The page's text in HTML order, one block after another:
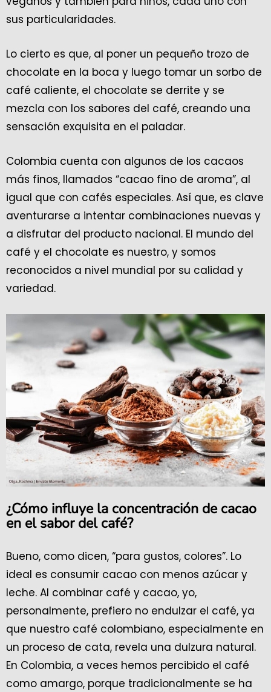
sus particularidades.
Lo cierto es que, al poner un pequeño trozo de
chocolate en la boca y luego tomar un sorbo de
café caliente, el chocolate se derrite y se
mezcla con los sabores del café, creando una
sensación exquisita en el paladar.
Colombia cuenta con algunos de los cacaos
más finos, llamados “cacao fino de aroma”, al
igual que con cafés especiales. Así que, es clave
aventurarse a intentar combinaciones nuevas y
a disfrutar del producto nacional. El mundo del
café y el chocolate es nuestro, y somos
reconocidos a nivel mundial por su calidad y
variedad.
¿Cómo influye la concentración de cacao
en el sabor del café?
Bueno, como dicen, “para gustos, colores”. Lo
ideal es consumir cacao con menos azúcar y
leche. Al combinar café y cacao, yo,
personalmente, prefiero no endulzar el café, ya
que nuestro café colombiano, especialmente en
un proceso de cata, revela una dulzura natural.
En Colombia, a veces hemos percibido el café
como amargo, porque tradicionalmente se ha